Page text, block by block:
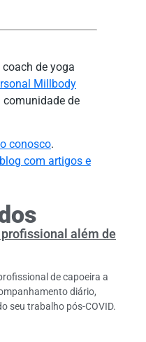
de yoga
Millbody
comunidade de
conosco.
blog com artigos e
além de
de capoeira a
diário,
seu trabalho pós-COVID.